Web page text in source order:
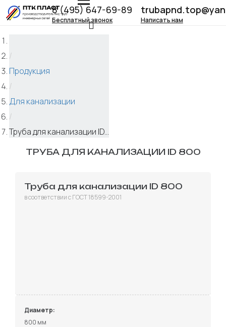
8 (495) 647-69-89
Бесплатный звонок Написать нам
/
Продукция
/
Для канализации
/
Труба для канализации ID...
ТРУБА ДЛЯ КАНАЛИЗАЦИИ ID 800
Труба для канализации ID 800
в соответствии с ГОСТ 18599-2001
Диаметр:
800 мм